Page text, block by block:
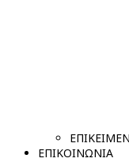
ΕΠΙΚΟΙΝΩΝΙΑ